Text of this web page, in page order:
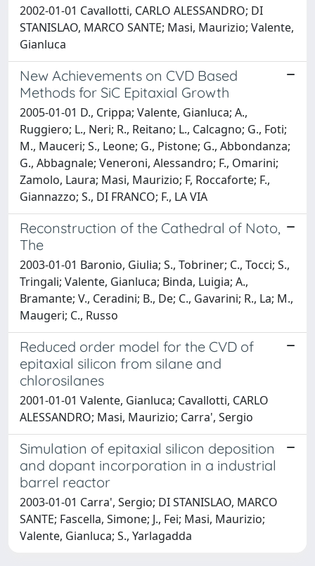
2002-01-01 Cavallotti, CARLO ALESSANDRO; DI
STANISLAO, MARCO SANTE; Masi, Maurizio; Valente,
Gianluca
New Achievements on CVD Based
Methods for SiC Epitaxial Growth
2005-01-01 D., Crippa; Valente, Gianluca; A.,
Ruggiero; L., Neri; R., Reitano; L., Calcagno; G., Foti;
M., Mauceri; S., Leone; G., Pistone; G., Abbondanza;
G., Abbagnale; Veneroni, Alessandro; F., Omarini;
Zamolo, Laura; Masi, Maurizio; F, Roccaforte; F.,
Giannazzo; S., DI FRANCO; F., LA VIA
Reconstruction of the Cathedral of Noto,
The
2003-01-01 Baronio, Giulia; S., Tobriner; C., Tocci; S.,
Tringali; Valente, Gianluca; Binda, Luigia; A.,
Bramante; V., Ceradini; B., De; C., Gavarini; R., La; M.,
Maugeri; C., Russo
Reduced order model for the CVD of
epitaxial silicon from silane and
chlorosilanes
2001-01-01 Valente, Gianluca; Cavallotti, CARLO
ALESSANDRO; Masi, Maurizio; Carra', Sergio
Simulation of epitaxial silicon deposition
and dopant incorporation in a industrial
barrel reactor
2003-01-01 Carra', Sergio; DI STANISLAO, MARCO
SANTE; Fascella, Simone; J., Fei; Masi, Maurizio;
Valente, Gianluca; S., Yarlagadda